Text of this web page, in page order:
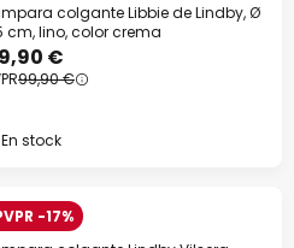
colgante Libbie de Lindby, Ø
cm, lino, color crema
€
99,90 €
En stock
-17%